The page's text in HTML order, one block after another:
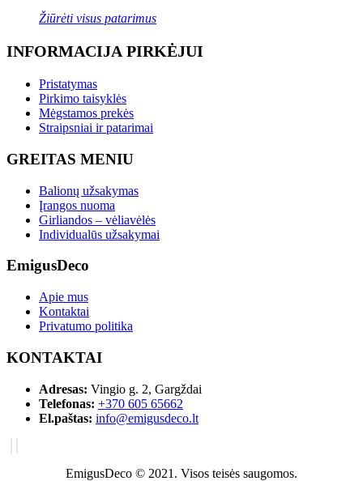
Žiūrėti visus patarimus
INFORMACIJA PIRKĖJUI
Pristatymas
Pirkimo taisyklės
Mėgstamos prekės
Straipsniai ir patarimai
GREITAS MENIU
Balionų užsakymas
Įrangos nuoma
Girliandos – vėliavėlės
Individualūs užsakymai
EmigusDeco
Apie mus
Kontaktai
Privatumo politika
KONTAKTAI
Adresas: Vingio g. 2, Gargždai
Telefonas: +370 605 65662
El.paštas: info@emigusdeco.lt
EmigusDeco © 2021. Visos teisės saugomos.